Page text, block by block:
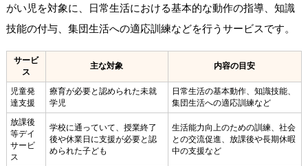
がい児を対象に、日常生活における基本的な動作の指導、知識
技能の付与、集団生活への適応訓練などを行うサービスです。
サービ
ス
主な対象 内容の目安
児童発
達支援
療育が必要と認められた未就
学児
日常生活の基本動作、知識技能、
集団生活への適応訓練など
放課後
等デイ
サービ
ス
学校に通っていて、授業終了
後や休業日に支援が必要と認
められた子ども
生活能力向上のための訓練、社会
との交流促進、放課後や長期休暇
中の支援など